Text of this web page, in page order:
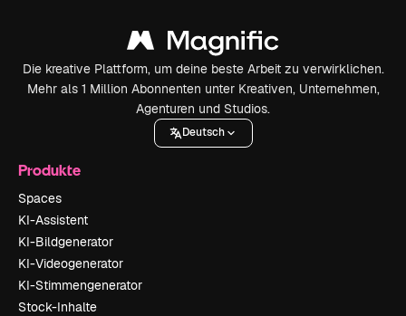
Die kreative Plattform, um deine beste Arbeit zu verwirklichen.
Mehr als 1 Million Abonnenten unter Kreativen, Unternehmen,
Agenturen und Studios.
Deutsch
Produkte
Spaces
KI-Assistent
KI-Bildgenerator
KI-Videogenerator
KI-Stimmengenerator
Stock-Inhalte